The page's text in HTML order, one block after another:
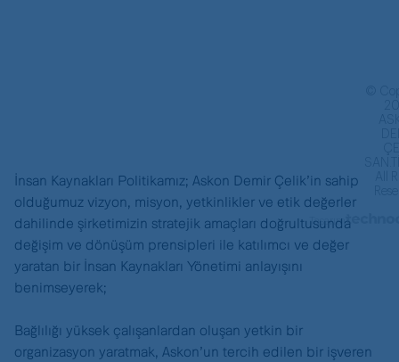
İnsan Kaynakları Politikamız; Askon Demir Çelik’in sahip
olduğumuz vizyon, misyon, yetkinlikler ve etik değerler
dahilinde şirketimizin stratejik amaçları doğrultusunda
değişim ve dönüşüm prensipleri ile katılımcı ve değer
yaratan bir İnsan Kaynakları Yönetimi anlayışını
benimseyerek;
Bağlılığı yüksek çalışanlardan oluşan yetkin bir
organizasyon yaratmak, Askon’un tercih edilen bir işveren
Tasarım